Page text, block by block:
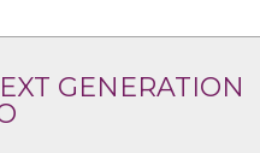
GENERATION